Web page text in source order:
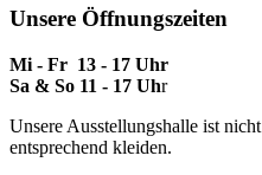
Unsere Öffnungszeiten
Mi - Fr 13 - 17 Uhr
Sa & So 11 - 17 Uhr
Unsere Ausstellungshalle ist
entsprechend kleiden.